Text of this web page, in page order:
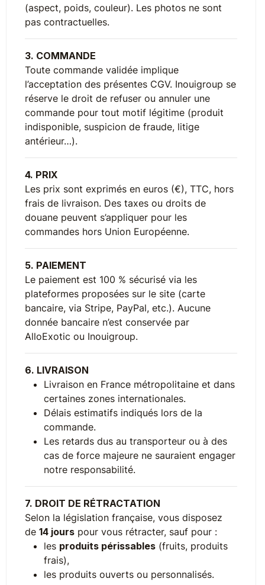
(aspect, poids, couleur). Les photos ne sont
pas contractuelles.
3. COMMANDE
Toute commande validée implique
l’acceptation des présentes CGV. Inouigroup se
réserve le droit de refuser ou annuler une
commande pour tout motif légitime (produit
indisponible, suspicion de fraude, litige
antérieur…).
4. PRIX
Les prix sont exprimés en euros (€), TTC, hors
frais de livraison. Des taxes ou droits de
douane peuvent s’appliquer pour les
commandes hors Union Européenne.
5. PAIEMENT
Le paiement est 100 % sécurisé via les
plateformes proposées sur le site (carte
bancaire, via Stripe, PayPal, etc.). Aucune
donnée bancaire n’est conservée par
AlloExotic ou Inouigroup.
6. LIVRAISON
Livraison en France métropolitaine et dans
certaines zones internationales.
Délais estimatifs indiqués lors de la
commande.
Les retards dus au transporteur ou à des
cas de force majeure ne sauraient engager
notre responsabilité.
7. DROIT DE RÉTRACTATION
Selon la législation française, vous disposez
de 14 jours pour vous rétracter, sauf pour :
les produits périssables (fruits, produits
frais),
les produits ouverts ou personnalisés.